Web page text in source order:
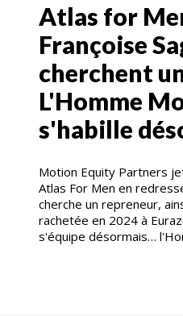
Atlas for
Françoise
cherchent
L'Homme
s'habille
Motion Equity Partners
Atlas For Men en
cherche un repreneur,
rachetée en 2024 à
s'équipe désormais…